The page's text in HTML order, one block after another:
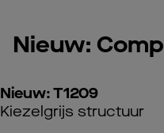
Nieuw:
Nieuw: T1209
Kiezelgrijs structuur